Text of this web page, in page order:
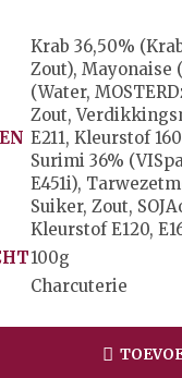
Krab 36,50%
Zout), Mayonaise
(water,
Zout,
E211, Kleurstof
Surimi 36%
E451i),
Suiker, Zout,
Kleurstof E120,
100g
Charcuterie